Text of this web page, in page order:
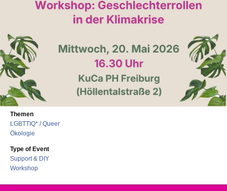
Themen
LGBTTIQ* / Queer
Ökologie
Type of Event
Support & DIY
Workshop